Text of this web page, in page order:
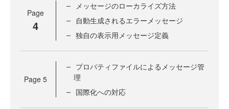
Page
4
メッセージのローカライズ方法
自動生成されるエラーメッセージ
独自の表示用メッセージ定義
Page 5
プロパティファイルによるメッセージ管
理
国際化への対応